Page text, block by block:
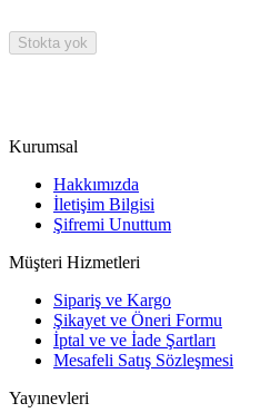
Stokta yok
Kurumsal
Hakkımızda
İletişim Bilgisi
Şifremi Unuttum
Müşteri Hizmetleri
Sipariş ve Kargo
Şikayet ve Öneri Formu
İptal ve ve İade Şartları
Mesafeli Satış Sözleşmesi
Yayınevleri